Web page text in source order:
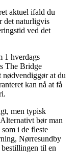
aktuel ifald du
det naturligvis
ved det
1 hverdags
The Bridge
at du
kan nå at få
men typisk
bør man
i de fleste
Nørresundby
til en